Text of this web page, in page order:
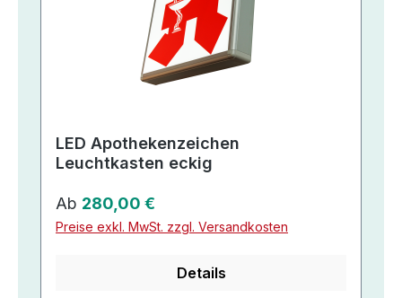
LED Apothekenzeichen
Leuchtkasten eckig
Regulärer Preis:
Ab 280,00 €
Preise exkl. MwSt. zzgl. Versandkosten
Details